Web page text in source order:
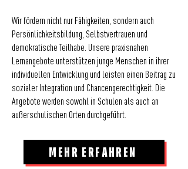
Wir fördern nicht nur Fähigkeiten, sondern auch
Persönlichkeitsbildung, Selbstvertrauen und
demokratische Teilhabe. Unsere praxisnahen
Lernangebote unterstützen junge Menschen in ihrer
individuellen Entwicklung und leisten einen Beitrag zu
sozialer Integration und Chancengerechtigkeit. Die
Angebote werden sowohl in Schulen als auch an
außerschulischen Orten durchgeführt.
MEHR ERFAHREN